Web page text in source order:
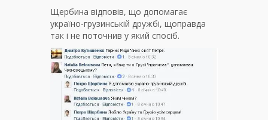
Щербина відповів, що допомагає
україно-грузинській дружбі, щоправда
так і не поточнив у який спосіб.